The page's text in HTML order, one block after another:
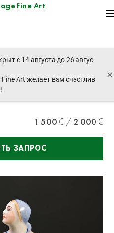
Fine Art
с 14 августа до 26 авгус
Art желает вам счастлив
×
след. лот
1 500 2 000
ЗАПРОС